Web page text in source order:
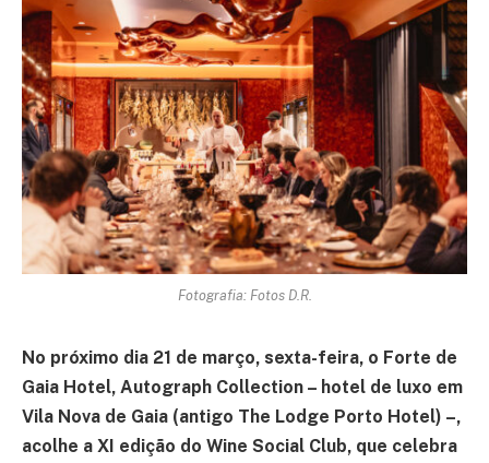
Fotografia: Fotos D.R.
No próximo dia 21 de março, sexta-feira, o Forte de
Gaia Hotel, Autograph Collection – hotel de luxo em
Vila Nova de Gaia (antigo The Lodge Porto Hotel) –,
acolhe a XI edição do Wine Social Club, que celebra